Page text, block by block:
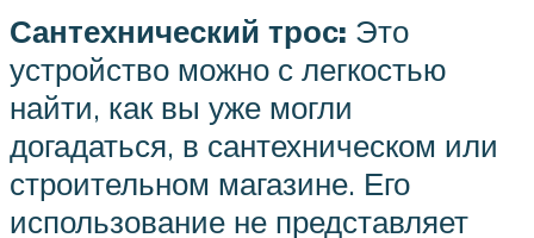
Сантехнический трос: Это
устройство можно с легкостью
найти, как вы уже могли
догадаться, в сантехническом или
строительном магазине. Его
использование не представляет